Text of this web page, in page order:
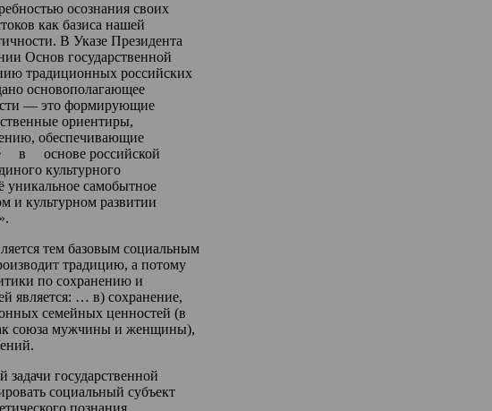
осознания своих
как базиса нашей
В Указе Президента
Основ государственной
традиционных российских
основополагающее
— это формирующие
ориентиры,
обеспечивающие
в основе российской
культурного
уникальное самобытное
и культурном развитии
тем базовым социальным
традицию, а потому
по сохранению и
является: … в) сохранение,
семейных ценностей (в
союза мужчины и женщины),
государственной
социальный субъект